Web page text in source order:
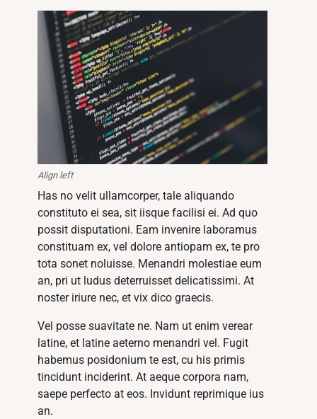
Align left
Has no velit ullamcorper, tale aliquando
constituto ei sea, sit iisque facilisi ei. Ad quo
possit disputationi. Eam invenire laboramus
constituam ex, vel dolore antiopam ex, te pro
tota sonet noluisse. Menandri molestiae eum
an, pri ut ludus deterruisset delicatissimi. At
noster iriure nec, et vix dico graecis.
Vel posse suavitate ne. Nam ut enim verear
latine, et latine aeterno menandri vel. Fugit
habemus posidonium te est, cu his primis
tincidunt inciderint. At aeque corpora nam,
saepe perfecto at eos. Invidunt reprimique ius
an.